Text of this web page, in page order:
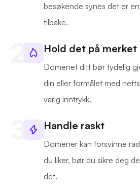
besøkende synes det er
tilbake.
Hold det på merket
Domenet ditt bør tydelig
din eller formålet med
varig inntrykk.
Handle raskt
Domener kan forsvinne
du liker, bør du sikre deg
det.